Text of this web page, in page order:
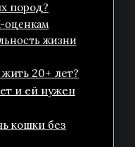
пород?
оценкам
жизни
20+ лет?
и ей нужен
кошки без